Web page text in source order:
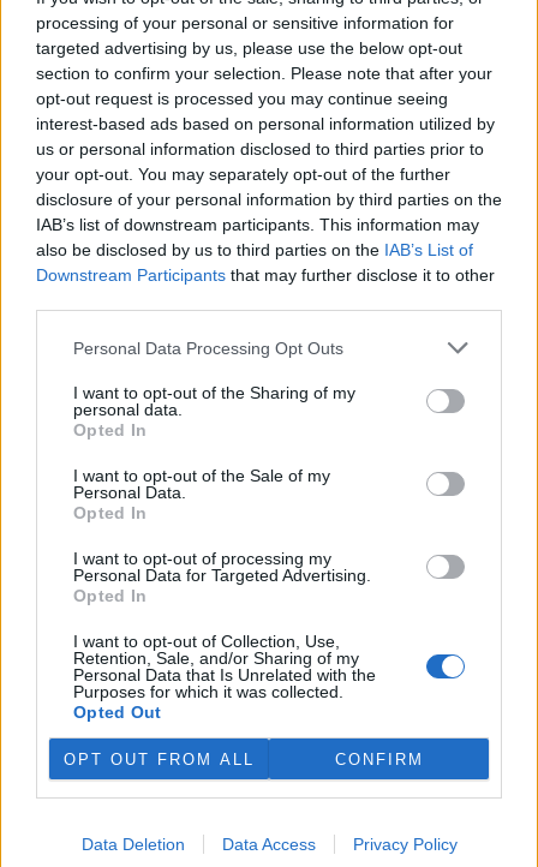
processing of your personal or sensitive information for
targeted advertising by us, please use the below opt-out
section to confirm your selection. Please note that after your
opt-out request is processed you may continue seeing
interest-based ads based on personal information utilized by
us or personal information disclosed to third parties prior to
your opt-out. You may separately opt-out of the further
disclosure of your personal information by third parties on the
IAB’s list of downstream participants. This information may
also be disclosed by us to third parties on the IAB’s List of
Downstream Participants that may further disclose it to other
Personal Data Processing Opt Outs
I want to opt-out of the Sharing of my
personal data.
Opted In
I want to opt-out of the Sale of my
Personal Data.
Opted In
I want to opt-out of processing my
Personal Data for Targeted Advertising.
Opted In
I want to opt-out of Collection, Use,
Retention, Sale, and/or Sharing of my
Personal Data that Is Unrelated with the
Purposes for which it was collected.
Opted Out
OPT OUT FROM ALL CONFIRM
Data Deletion Data Access Privacy Policy
BEZK využívá agenturní zpravodajství ČTK, která si vyhrazuje
veškerá práva. Publikování nebo další šíření obsahu ze zdrojů ČTK
je výslovně zakázáno bez předchozího písemného souhlasu ze
strany ČTK.
Dále čtěte |
Čeští vědci pomáhali
otestovat bezkontaktní
měření emisí vozidel
musí dělat novou EIA silnice
kasační stížností
stanovisko Pardubického
kraje k části obchvatu České
reklama
Redakce Ekolistu vítá čtenářské názory, komentáře a postřehy. Tím,
že zde publikujete svůj příspěvek, se ale zároveň zavazujete
dodržovatpravidla diskuse
vyhrazuje právo smazat diskusní příspěvěk
Všechny komentáře (3)
Uživatelský e-mail